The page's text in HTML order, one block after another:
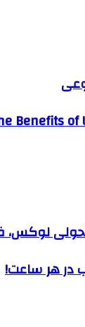
Benefits of
تحولی